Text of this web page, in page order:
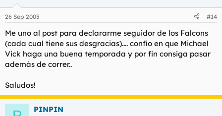
26 Sep 2005 #14
Me uno al post para declararme seguidor de los Falcons
(cada cual tiene sus desgracias).... confío en que Michael
Vick haga una buena temporada y por fin consiga pasar
además de correr..
Saludos!
PINPIN